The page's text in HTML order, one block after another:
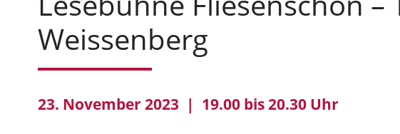
Weissenberg
23. November 2023 | 19.00 bis 20.30 Uhr